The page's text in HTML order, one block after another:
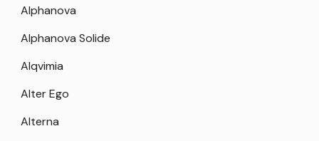
Alphanova
Alphanova Solide
Alqvimia
Alter Ego
Alterna